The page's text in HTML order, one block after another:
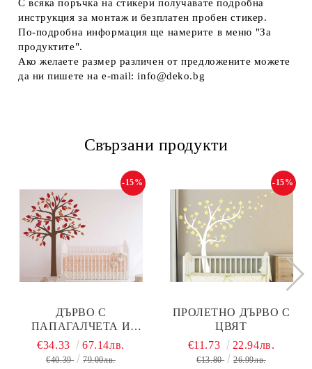
С всяка поръчка на стикери получавате подробна
инструкция за монтаж и безплатен пробен стикер.
По-подробна информация ще намерите в меню "За
продуктите".
Ако желаете размер различен от предложените можете
да ни пишете на e-mail: info@deko.bg
Свързани продукти
ДЪРВО С
ПАПАГАЛЧЕТА И
ЛИСТА В 2 ЦВЯТА
-15%
€34.33 67.14лв.
€40.39 79.00лв.
ПРОЛЕТНО ДЪРВО С
ЦВЯТ
-15%
€11.73 22.94лв.
€13.80 26.99лв.